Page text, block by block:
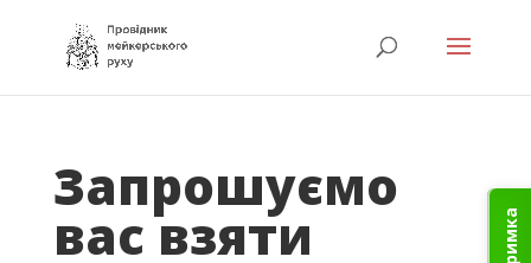
Запрошуємо
вас взяти